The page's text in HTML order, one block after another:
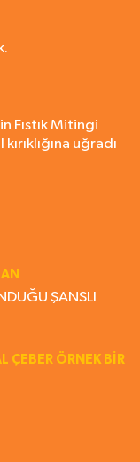
Fıstık Mitingi
uğradı
ŞANSLI
ÇEBER ÖRNEK BİR